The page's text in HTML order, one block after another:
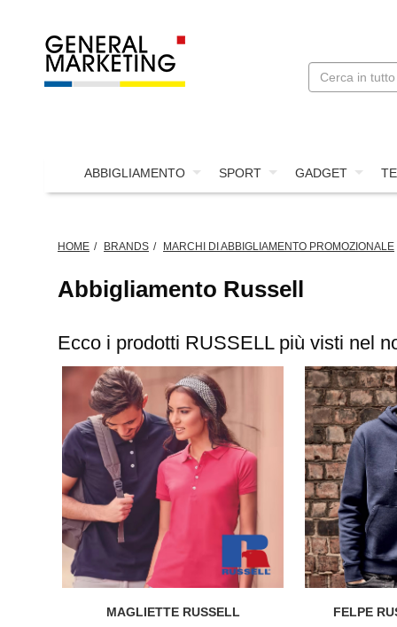
ABBIGLIAMENTO SPORT GADGET
HOME BRANDS MARCHI DI ABBIGLIAMENTO PROMOZIONALE
Abbigliamento Russell
Ecco i prodotti RUSSELL più visti nel
MAGLIETTE RUSSELL FELPE